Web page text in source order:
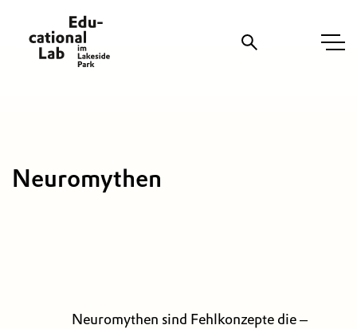
Neuromythen
Neuromythen sind Fehlkonzepte die –